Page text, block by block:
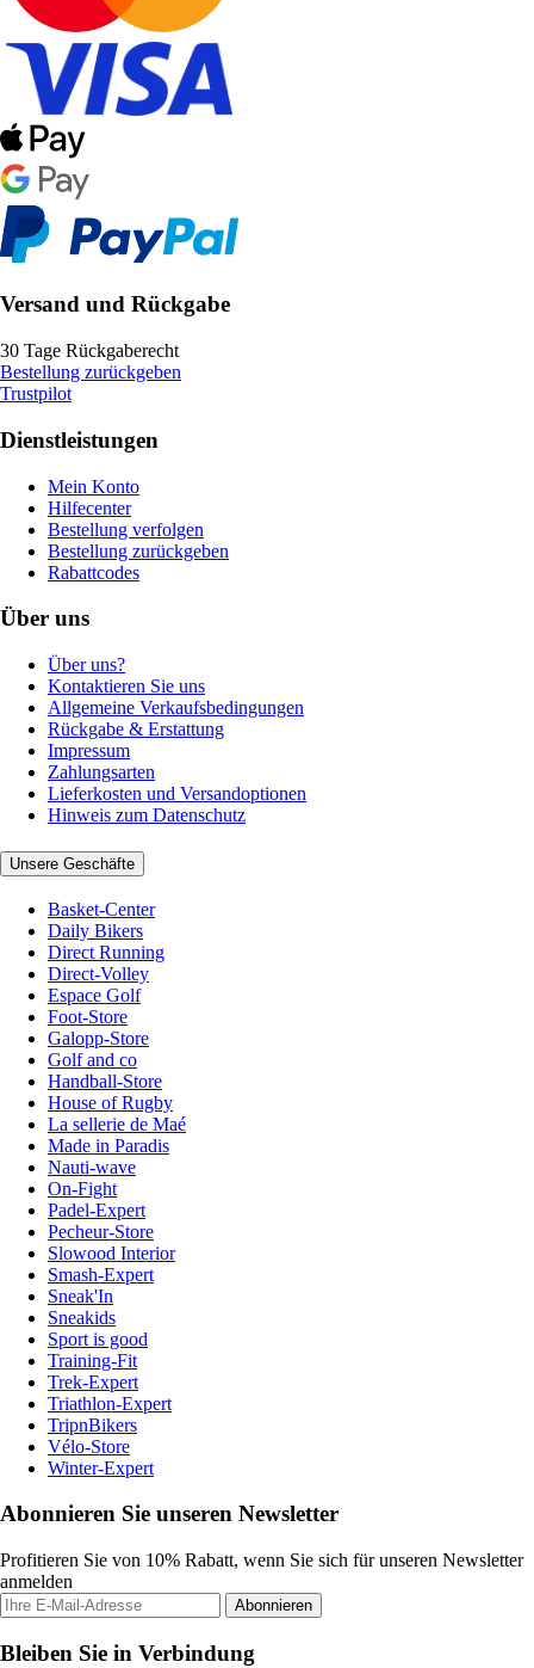
Versand und Rückgabe
30 Tage Rückgaberecht
Bestellung zurückgeben
Trustpilot
Dienstleistungen
Mein Konto
Hilfecenter
Bestellung verfolgen
Bestellung zurückgeben
Rabattcodes
Über uns
Über uns?
Kontaktieren Sie uns
Allgemeine Verkaufsbedingungen
Rückgabe & Erstattung
Impressum
Zahlungsarten
Lieferkosten und Versandoptionen
Hinweis zum Datenschutz
Unsere Geschäfte
Basket-Center
Daily Bikers
Direct Running
Direct-Volley
Espace Golf
Foot-Store
Galopp-Store
Golf and co
Handball-Store
House of Rugby
La sellerie de Maé
Made in Paradis
Nauti-wave
On-Fight
Padel-Expert
Pecheur-Store
Slowood Interior
Smash-Expert
Sneak'In
Sneakids
Sport is good
Training-Fit
Trek-Expert
Triathlon-Expert
TripnBikers
Vélo-Store
Winter-Expert
Abonnieren Sie unseren Newsletter
Profitieren Sie von 10% Rabatt, wenn Sie sich für unseren Newsletter
anmelden
Abonnieren
Bleiben Sie in Verbindung